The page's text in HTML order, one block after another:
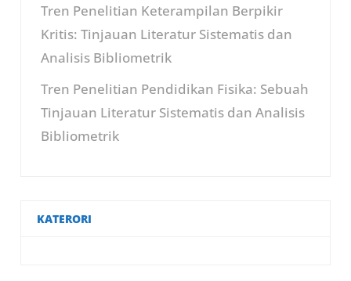
Tren Penelitian Keterampilan Berpikir
Kritis: Tinjauan Literatur Sistematis dan
Analisis Bibliometrik
Tren Penelitian Pendidikan Fisika: Sebuah
Tinjauan Literatur Sistematis dan Analisis
Bibliometrik
KATERORI